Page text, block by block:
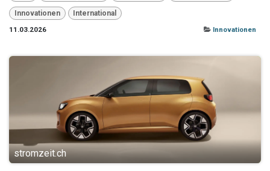
Innovationen
International
11.03.2026
Innovationen
stromzeit.ch